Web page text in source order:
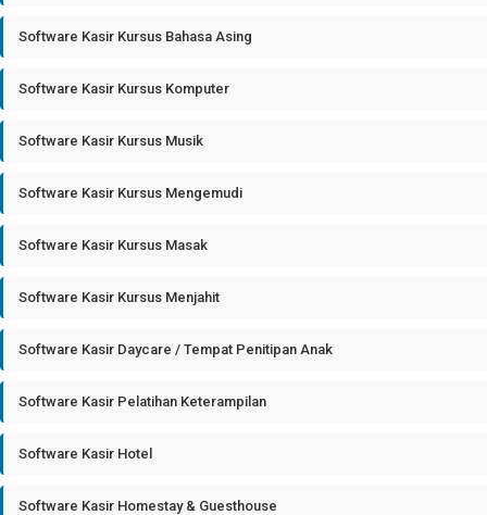
Software Kasir Kursus Bahasa Asing
Software Kasir Kursus Komputer
Software Kasir Kursus Musik
Software Kasir Kursus Mengemudi
Software Kasir Kursus Masak
Software Kasir Kursus Menjahit
Software Kasir Daycare / Tempat Penitipan Anak
Software Kasir Pelatihan Keterampilan
Software Kasir Hotel
Software Kasir Homestay & Guesthouse